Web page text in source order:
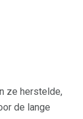
ze herstelde,
de lange